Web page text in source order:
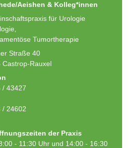
Aeishen & Kolleg*innen
für Urologie
Tumortherapie
Straße 40
Castrop-Rauxel
/ 43427
/ 24602
der Praxis
- 11:30 Uhr und 14:00 - 16:30